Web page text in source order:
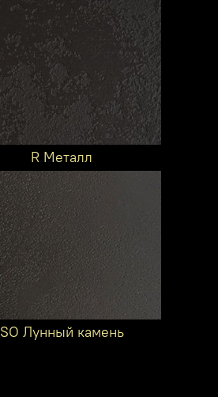
R Металл
SO Лунный камень